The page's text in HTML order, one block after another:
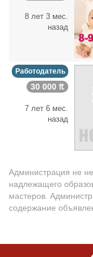
8 лет 3 мес.
назад
Работодатель
30 000 ₶
7 лет 6 мес.
назад
Администрация не
надлежащего
мастеров.
содержание